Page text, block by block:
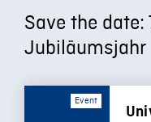
Save the date:
Jubiläumsjahr
Event